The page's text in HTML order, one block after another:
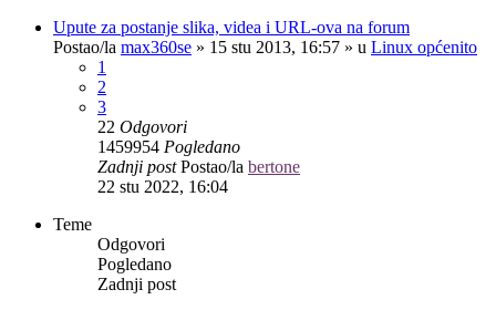
Upute za postanje slika, videa i URL-ova na forum
Postao/la max360se » 15 stu 2013, 16:57 » u Linux općenito
1
2
3
22 Odgovori
1459954 Pogledano
Zadnji postPostao/la bertone
22 stu 2022, 16:04
Teme
Odgovori
Pogledano
Zadnji post